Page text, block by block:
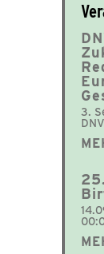
3.